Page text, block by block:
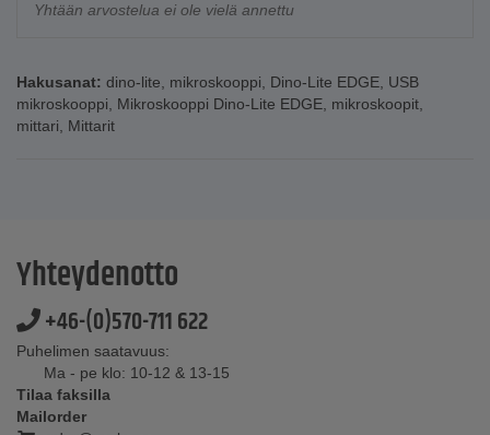
Yhtään arvostelua ei ole vielä annettu
Hakusanat: dino-lite, mikroskooppi, Dino-Lite EDGE, USB
mikroskooppi, Mikroskooppi Dino-Lite EDGE, mikroskoopit,
mittari, Mittarit
Yhteydenotto
+46-(0)570-711 622
Puhelimen saatavuus:
Ma - pe klo: 10-12 & 13-15
Tilaa faksilla
Mailorder